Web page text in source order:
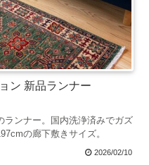
ン 新品ランナー
ランナー。国内洗浄済みでガズ
の廊下敷きサイズ。
2026/02/10